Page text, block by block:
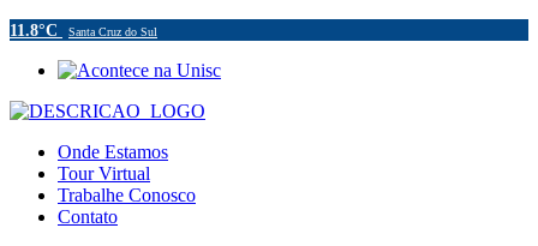
11.8°C Santa Cruz do Sul
Onde Estamos
Tour Virtual
Trabalhe Conosco
Contato